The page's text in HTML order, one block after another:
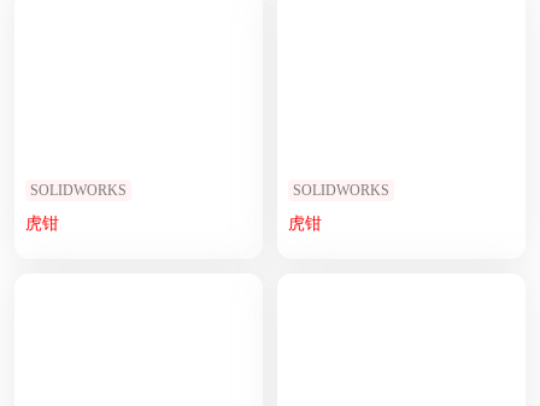
SOLIDWORKS
虎钳
SOLIDWORKS
虎钳